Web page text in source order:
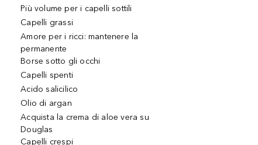
Più volume per i capelli sottili
Capelli grassi
Amore per i ricci: mantenere la
permanente
Borse sotto gli occhi
Capelli spenti
Acido salicilico
Olio di argan
Acquista la crema di aloe vera su
Douglas
Capelli crespi